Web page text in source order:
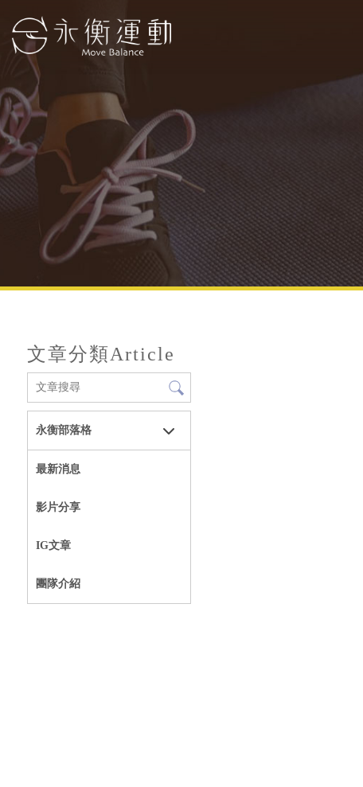
文章分類Article
永衡部落格
最新消息
影片分享
IG文章
團隊介紹